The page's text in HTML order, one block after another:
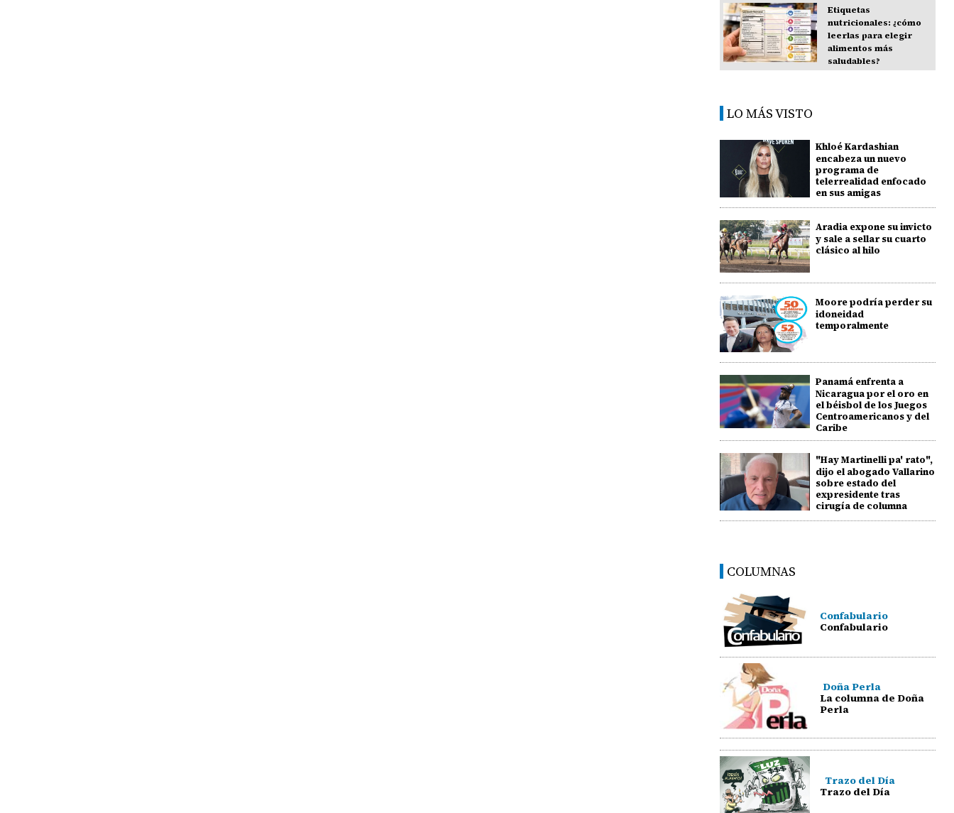
Etiquetas
nutricionales: ¿cómo
leerlas para elegir
alimentos más
saludables?
LO MÁS VISTO
Khloé Kardashian
encabeza un nuevo
programa de
telerrealidad enfocado
en sus amigas
Aradia expone su invicto
y sale a sellar su cuarto
clásico al hilo
Moore podría perder su
idoneidad
temporalmente
Panamá enfrenta a
Nicaragua por el oro en
el béisbol de los Juegos
Centroamericanos y del
Caribe
"Hay Martinelli pa' rato",
dijo el abogado Vallarino
sobre estado del
expresidente tras
cirugía de columna
COLUMNAS
Confabulario
Confabulario
Doña Perla
La columna de Doña
Perla
Trazo del Día
Trazo del Día